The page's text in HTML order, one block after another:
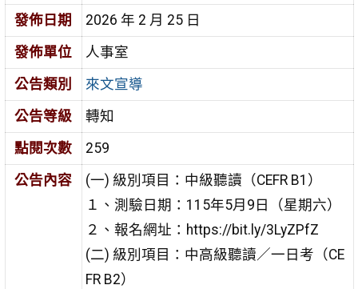
發佈日期
2026 年 2 月 25 日
發佈單位
人事室
公告類別
來文宣導
公告等級
轉知
點閱次數
259
公告內容
(一) 級別項目：中級聽讀（CEFR B1）
１、測驗日期：115年5月9日（星期六）
２、報名網址：https://bit.ly/3LyZPfZ
(二) 級別項目：中高級聽讀／一日考（CE
FR B2）